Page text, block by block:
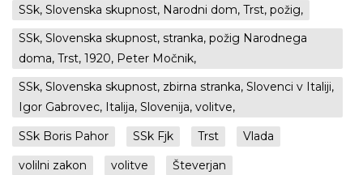
SSk, Slovenska skupnost, Narodni dom, Trst, požig,
SSk, Slovenska skupnost, stranka, požig Narodnega
doma, Trst, 1920, Peter Močnik,
SSk, Slovenska skupnost, zbirna stranka, Slovenci v Italiji,
Igor Gabrovec, Italija, Slovenija, volitve,
SSk Boris Pahor
SSk Fjk Trst
Vlada
volilni zakon
volitve Števerjan